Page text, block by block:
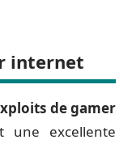
internet
de gamer
une excellente